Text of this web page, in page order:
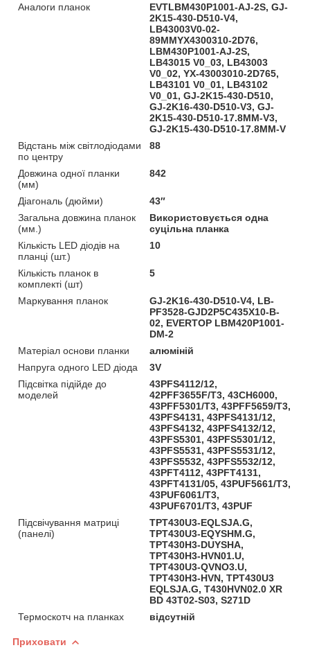
Аналоги планок
EVTLBM430P1001-AJ-2S, GJ-
2K15-430-D510-V4,
LB43003V0-02-
89MMYX4300310-2D76,
LBM430P1001-AJ-2S,
LB43015 V0_03, LB43003
V0_02, YX-43003010-2D765,
LB43101 V0_01, LB43102
V0_01, GJ-2K15-430-D510,
GJ-2K16-430-D510-V3, GJ-
2K15-430-D510-17.8MM-V3,
GJ-2K15-430-D510-17.8MM-V
Відстань між світлодіодами
по центру
88
Довжина одної планки
(мм)
842
Діагональ (дюйми)
43″
Загальна довжина планок
(мм.)
Використовується одна
суцільна планка
Кількість LED діодів на
планці (шт.)
10
Кількість планок в
комплекті (шт)
5
Маркування планок
GJ-2K16-430-D510-V4, LB-
PF3528-GJD2P5C435X10-B-
02, EVERTOP LBM420P1001-
DM-2
Матеріал основи планки
алюміній
Напруга одного LED діода
3V
Підсвітка підійде до
моделей
43PFS4112/12,
42PFF3655F/T3, 43CH6000,
43PFF5301/T3, 43PFF5659/T3,
43PFS4131, 43PFS4131/12,
43PFS4132, 43PFS4132/12,
43PFS5301, 43PFS5301/12,
43PFS5531, 43PFS5531/12,
43PFS5532, 43PFS5532/12,
43PFT4112, 43PFT4131,
43PFT4131/05, 43PUF5661/T3,
43PUF6061/T3,
43PUF6701/T3, 43PUF
Підсвічування матриці
(панелі)
TPT430U3-EQLSJA.G,
TPT430U3-EQYSHM.G,
TPT430H3-DUYSHA,
TPT430H3-HVN01.U,
TPT430U3-QVNO3.U,
TPT430H3-HVN, TPT430U3
EQLSJA.G, T430HVN02.0 XR
BD 43T02-S03, S271D
Термоскотч на планках
відсутній
Приховати